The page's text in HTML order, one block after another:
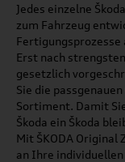
Jedes einzelne
zum Fahrzeug
Erst nach
gesetzlich
Sie die
Sortiment. Damit
Škoda ein Škoda
Mit ŠKODA Original
an Ihre